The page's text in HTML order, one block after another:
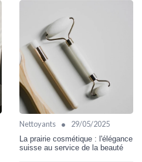
Nettoyants • 29/05/2025
La prairie cosmétique : l'élégance
suisse au service de la beauté